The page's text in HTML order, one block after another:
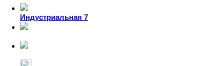
Индустриальная 7